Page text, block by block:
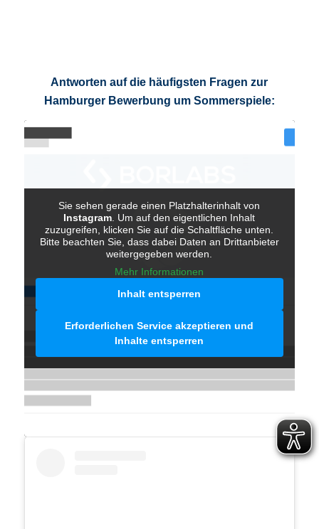
Antworten auf die häufigsten Fragen zur
Hamburger Bewerbung um Sommerspiele:
Sie sehen gerade einen Platzhalterinhalt von
Instagram . Um auf den eigentlichen Inhalt
zuzugreifen, klicken Sie auf die Schaltfläche unten.
Bitte beachten Sie, dass dabei Daten an Drittanbieter
weitergegeben werden.
Mehr Informationen
Inhalt entsperren
Erforderlichen Service akzeptieren und
Inhalte entsperren